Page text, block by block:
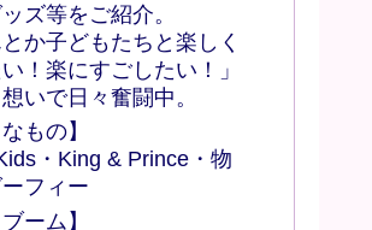
ズ等をご紹介。
とか子どもたちと楽しく
！楽にすごしたい！」
いで日々奮闘中。
もの】
・King & Prince・物
フィー
ーム】